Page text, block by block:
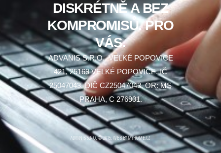
DISKRÉTNĚ A BEZ
KOMPROMISŮ. PRO
VÁS.
ADVANIS S.R.O., VELKÉ POPOVICE
421, 25169 VELKÉ POPOVICE. IČ
25047043, DIČ CZ25047043. OR: MS
PRAHA, C 276901.
ADVANIS S.R.O.©2015.WEB BY MYHOME.CZ